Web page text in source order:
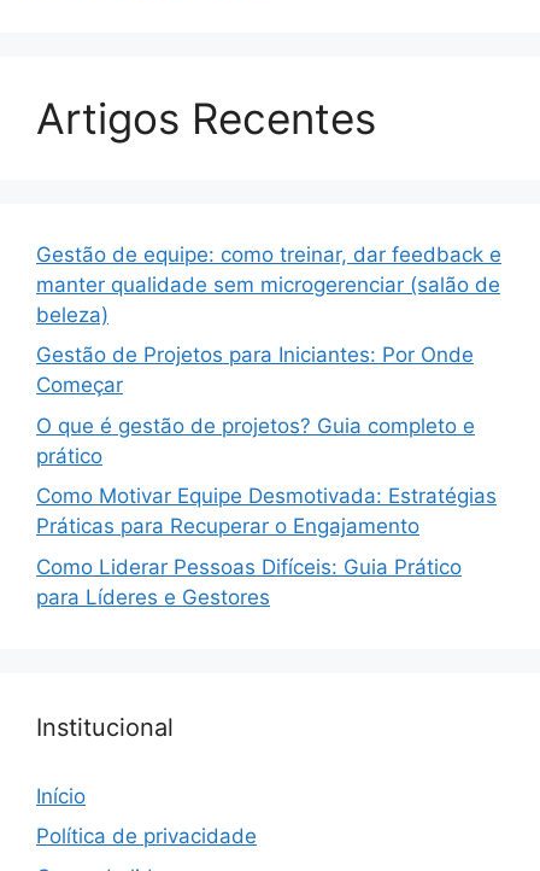
Artigos Recentes
Gestão de equipe: como treinar, dar feedback e
manter qualidade sem microgerenciar (salão de
beleza)
Gestão de Projetos para Iniciantes: Por Onde
Começar
O que é gestão de projetos? Guia completo e
prático
Como Motivar Equipe Desmotivada: Estratégias
Práticas para Recuperar o Engajamento
Como Liderar Pessoas Difíceis: Guia Prático
para Líderes e Gestores
Institucional
Início
Política de privacidade